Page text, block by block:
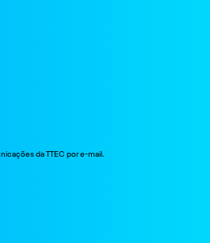
da TTEC por e-mail.